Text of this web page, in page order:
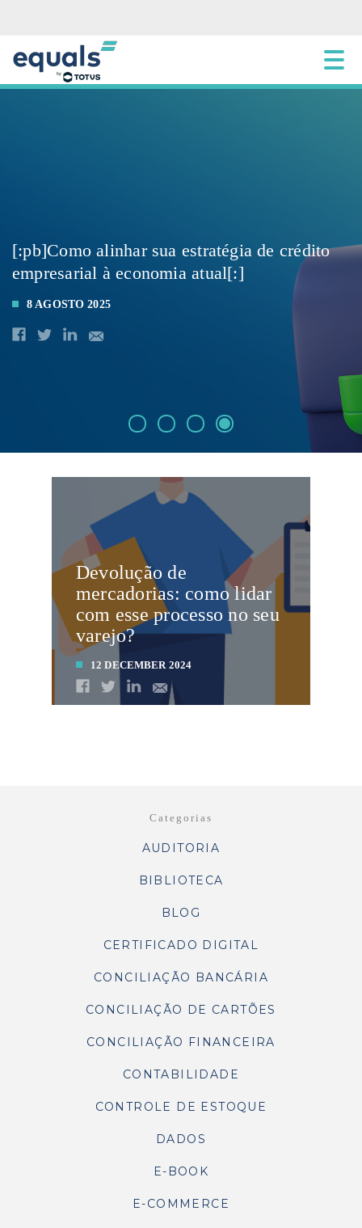
[:pb]Como alinhar sua estratégia de crédito
empresarial à economia atual[:]
8 AGOSTO 2025
Devolução de
mercadorias: como lidar
com esse processo no seu
varejo?
12 DECEMBER 2024
Categorias
AUDITORIA
BIBLIOTECA
BLOG
CERTIFICADO DIGITAL
CONCILIAÇÃO BANCÁRIA
CONCILIAÇÃO DE CARTÕES
CONCILIAÇÃO FINANCEIRA
CONTABILIDADE
CONTROLE DE ESTOQUE
DADOS
E-BOOK
E-COMMERCE